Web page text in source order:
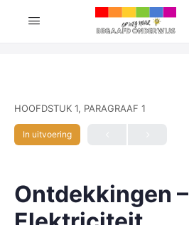
HOOFDSTUK 1, PARAGRAAF 1
In uitvoering
Ontdekkingen –